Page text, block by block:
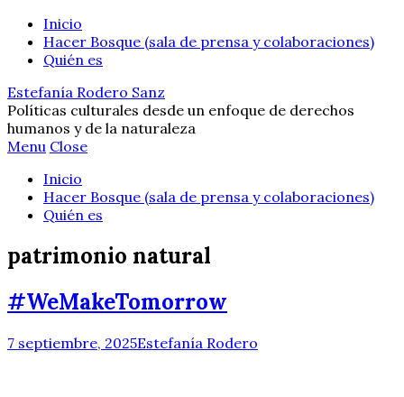
Inicio
Hacer Bosque (sala de prensa y colaboraciones)
Quién es
Estefanía Rodero Sanz
Políticas culturales desde un enfoque de derechos
humanos y de la naturaleza
Menu Close
Inicio
Hacer Bosque (sala de prensa y colaboraciones)
Quién es
patrimonio natural
#WeMakeTomorrow
7 septiembre, 2025Estefanía Rodero